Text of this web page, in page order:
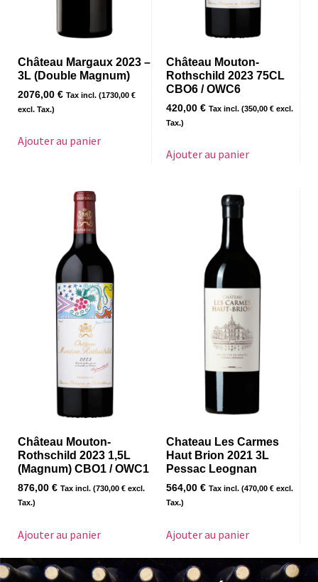
Château Margaux 2023 –
3L (Double Magnum)
2076,00 € Tax incl. (1730,00 €
excl. Tax.)
Ajouter au panier
Château Mouton-
Rothschild 2023 75CL
CBO6 / OWC6
420,00 € Tax incl. (350,00 € excl.
Tax.)
Ajouter au panier
Château Mouton-
Rothschild 2023 1,5L
(Magnum) CBO1 / OWC1
876,00 € Tax incl. (730,00 € excl.
Tax.)
Ajouter au panier
Chateau Les Carmes
Haut Brion 2021 3L
Pessac Leognan
564,00 € Tax incl. (470,00 € excl.
Tax.)
Ajouter au panier